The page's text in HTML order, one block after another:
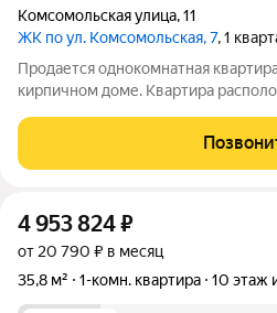
Комсомольская улица,11
ЖК по ул. Комсомольская, 7, 1
Продается однокомнатная
кирпичном доме. Квартира
хорошей площади, 37,2 кв.м. Из
на застекленную лоджию
4 953 824₽
от 20 790 ₽ в месяц
35,8 м²
1-комн. квартира 10 этаж